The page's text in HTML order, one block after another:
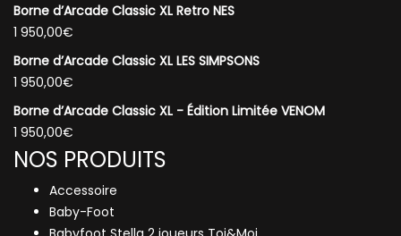
Borne d’Arcade Classic XL Retro NES
1 950,00€
Borne d’Arcade Classic XL LES SIMPSONS
1 950,00€
Borne d’Arcade Classic XL - Édition Limitée VENOM
1 950,00€
NOS PRODUITS
Accessoire
Baby-Foot